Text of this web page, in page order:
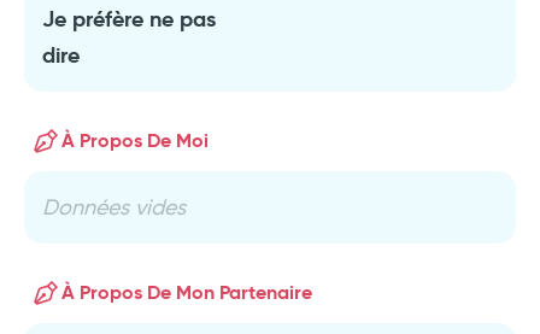
Je préfère ne pas
dire
À Propos De Moi
Données vides
À Propos De Mon Partenaire